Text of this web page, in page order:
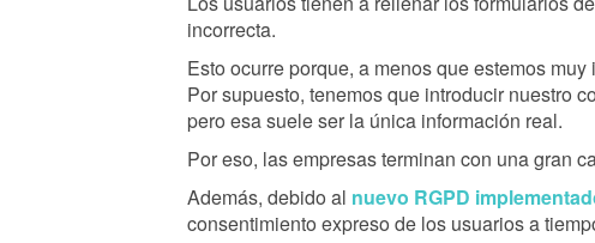
incorrecta.
Esto ocurre porque, a menos que estemos
Por supuesto, tenemos que introducir nuestro
pero esa suele ser la única información real.
Por eso, las empresas terminan con una gran
Además, debido al nuevo RGPD
consentimiento expreso de los usuarios a